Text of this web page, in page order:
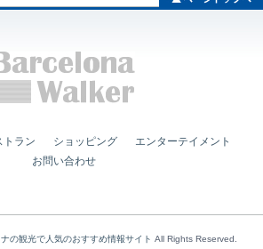
トラン ショッピング
エンターテイメント
お問い合わせ
の観光で人気のおすすめ情報サイト All Rights Reserved.